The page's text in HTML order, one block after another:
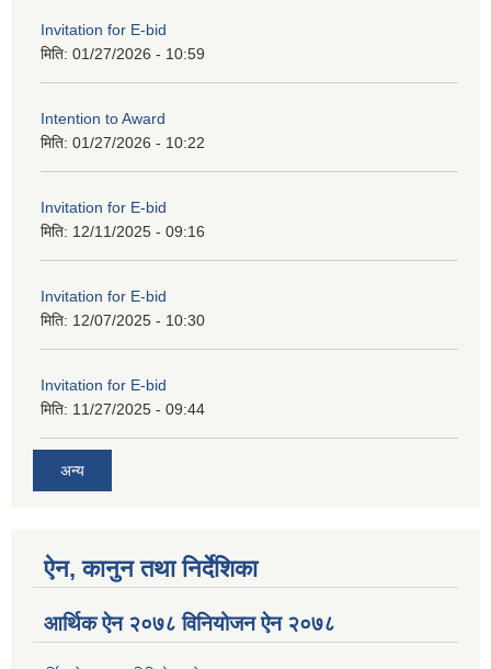
Invitation for E-bid
मिति: 01/27/2026 - 10:59
Intention to Award
मिति: 01/27/2026 - 10:22
Invitation for E-bid
मिति: 12/11/2025 - 09:16
Invitation for E-bid
मिति: 12/07/2025 - 10:30
Invitation for E-bid
मिति: 11/27/2025 - 09:44
अन्य
ऐन, कानुन तथा निर्देशिका
आर्थिक ऐन २०७८ विनियोजन ऐन २०७८